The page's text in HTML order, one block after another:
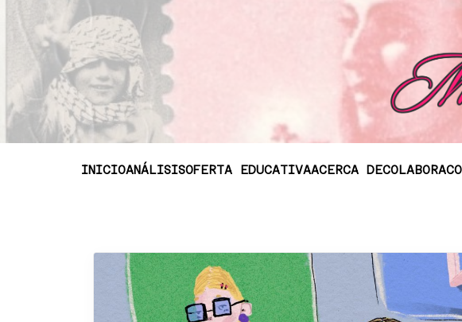
INICIOANÁLISISOFERTA EDUCATIVAACERCA DECOLABORA